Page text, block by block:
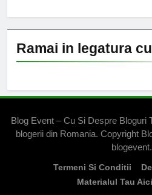
Ramai in legatura
Blog Event – Cu Si Despre Bloguri
blogerii din Romania. Copyright
Termeni Si Conditii
Materialul Tau Aici